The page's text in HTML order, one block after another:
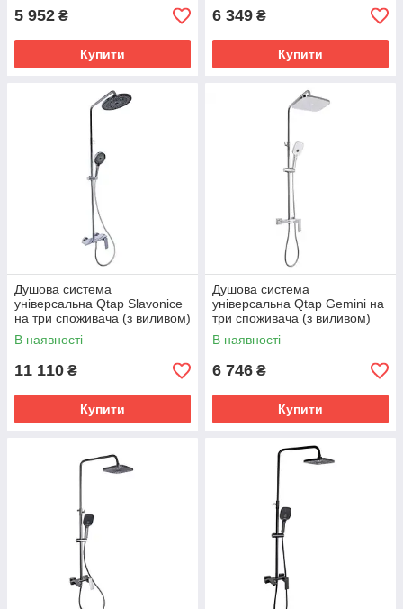
5 952 ₴
Купити
6 349 ₴
Купити
Душова система
універсальна Qtap Slavonice
на три споживача (з виливом)
QTSLA111CRM45904 Chrome
В наявності
11 110 ₴
Купити
Душова система
універсальна Qtap Gemini на
три споживача (з виливом)
QTGEM111CRW45687
Chrome/White
В наявності
6 746 ₴
Купити